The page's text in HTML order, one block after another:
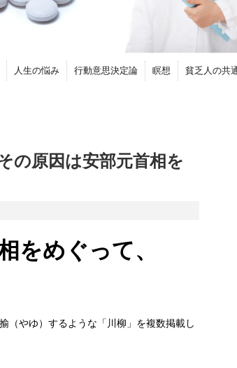
人生の悩み 行動意思決定論 瞑想 貧乏人の共
の原因は安部元首相を
をめぐって、
（やゆ）するような「川柳」を複数掲載し